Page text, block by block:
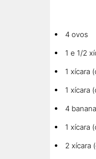
4 ovos
1 e 1/2
1 xícara
1 xícara
4
1 xícara
2 xícara